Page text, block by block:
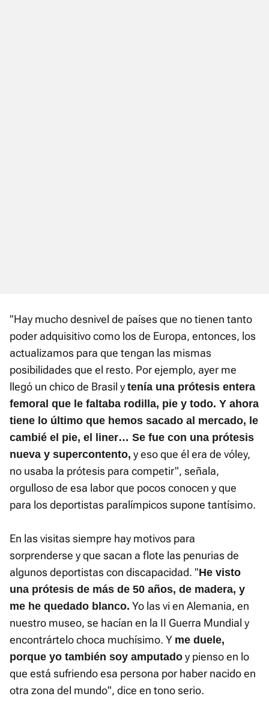
"Hay mucho desnivel de países que no tienen tanto
poder adquisitivo como los de Europa, entonces, los
actualizamos para que tengan las mismas
posibilidades que el resto. Por ejemplo, ayer me
llegó un chico de Brasil y tenía una prótesis entera
femoral que le faltaba rodilla, pie y todo. Y ahora
tiene lo último que hemos sacado al mercado, le
cambié el pie, el liner… Se fue con una prótesis
nueva y supercontento, y eso que él era de vóley,
no usaba la prótesis para competir", señala,
orgulloso de esa labor que pocos conocen y que
para los deportistas paralímpicos supone tantísimo.
En las visitas siempre hay motivos para
sorprenderse y que sacan a flote las penurias de
algunos deportistas con discapacidad. "He visto
una prótesis de más de 50 años, de madera, y
me he quedado blanco. Yo las vi en Alemania, en
nuestro museo, se hacían en la II Guerra Mundial y
encontrártelo choca muchísimo. Y me duele,
porque yo también soy amputado y pienso en lo
que está sufriendo esa persona por haber nacido en
otra zona del mundo", dice en tono serio.